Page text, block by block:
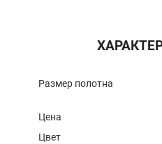
Размер полотна
Цена
Цвет